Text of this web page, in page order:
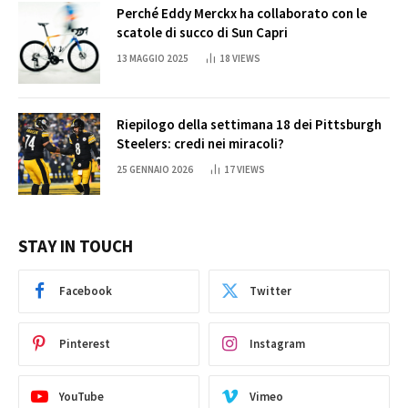
Perché Eddy Merckx ha collaborato con le
scatole di succo di Sun Capri
13 MAGGIO 2025 18 VIEWS
Riepilogo della settimana 18 dei Pittsburgh
Steelers: credi nei miracoli?
25 GENNAIO 2026 17VIEWS
STAY IN TOUCH
Facebook Twitter
Pinterest Instagram
YouTube Vimeo